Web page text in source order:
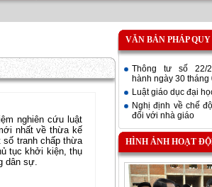
nghiên cứu luật
nhất về thừa kế
số tranh chấp thừa
tục khởi kiện, thụ
dân sự.
VĂN BẢN PHÁP
Thông tư số 22/
hành ngày 30 tháng
Luật giáo dục đại
Nghị định về chế
đối với nhà giáo
HÌNH ẢNH HOẠT